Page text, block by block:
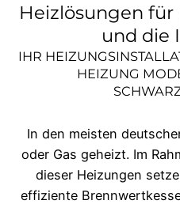
Heizlösungen für
und die
IHR
HEIZUNG
In den meisten
oder Gas geheizt. Im
dieser Heizungen
effiziente